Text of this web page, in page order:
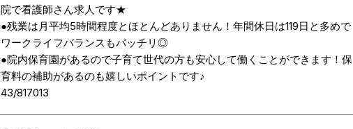
院で看護師さん求人です★
●残業は月平均5時間程度とほとんどありません！年間休日は119日と多めで
ワークライフバランスもバッチリ◎
●院内保育園があるので子育て世代の方も安心して働くことができます！保
育料の補助があるのも嬉しいポイントです♪
43/817013